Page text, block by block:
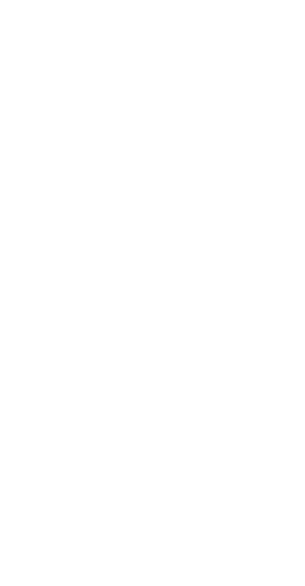
incaltaminte, coafuri, tunsori, desene de